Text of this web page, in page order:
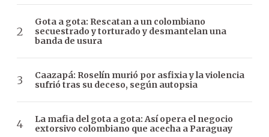
Gota a gota: Rescatan a un colombiano
secuestrado y torturado y desmantelan una
banda de usura
Caazapá: Roselín murió por asfixia y la violencia
sufrió tras su deceso, según autopsia
La mafia del gota a gota: Así opera el negocio
extorsivo colombiano que acecha a Paraguay